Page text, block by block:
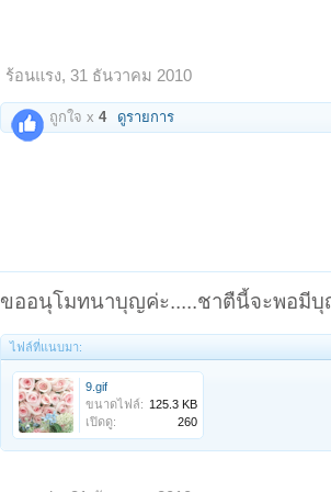
ร้อนแรง, 31 ธันวาคม 2010
ถูกใจ x 4 ดูรายการ
ขออนุโมทนาบุญค่ะ.....ชาตืนี้จะพอมีบุ
ไฟล์ที่แนบมา:
9.gif
ขนาดไฟล์: 125.3 KB
เปิดดู:
260